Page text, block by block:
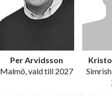
Per Arvidsson
Malmö, vald till 2027